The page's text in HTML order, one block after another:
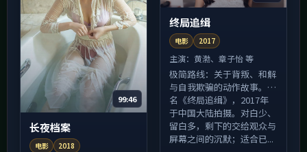
99:46
长夜档案
电影 2018
终局追缉
电影 2017
主演：黄渤、章子怡 等
极简路线：关于背叛、和解
与自我欺骗的动作故事。片
名《终局追缉》，2017年
于中国大陆拍摄。对白少、
留白多，剩下的交给观众与
屏幕之间的沉默；适合已...